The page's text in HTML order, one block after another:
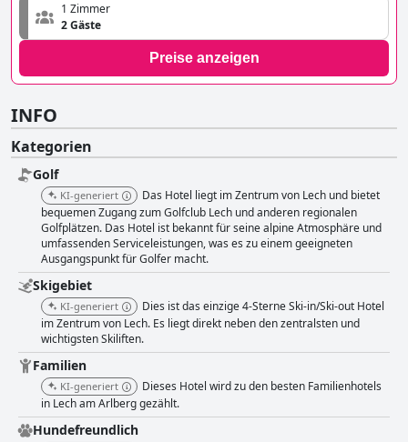
1 Zimmer
2 Gäste
Preise anzeigen
INFO
Kategorien
Golf
KI-generiert
Das Hotel liegt im Zentrum von Lech und bietet
bequemen Zugang zum Golfclub Lech und anderen regionalen
Golfplätzen. Das Hotel ist bekannt für seine alpine Atmosphäre und
umfassenden Serviceleistungen, was es zu einem geeigneten
Ausgangspunkt für Golfer macht.
Skigebiet
KI-generiert
Dies ist das einzige 4-Sterne Ski-in/Ski-out Hotel
im Zentrum von Lech. Es liegt direkt neben den zentralsten und
wichtigsten Skiliften.
Familien
KI-generiert
Dieses Hotel wird zu den besten Familienhotels
in Lech am Arlberg gezählt.
Hundefreundlich